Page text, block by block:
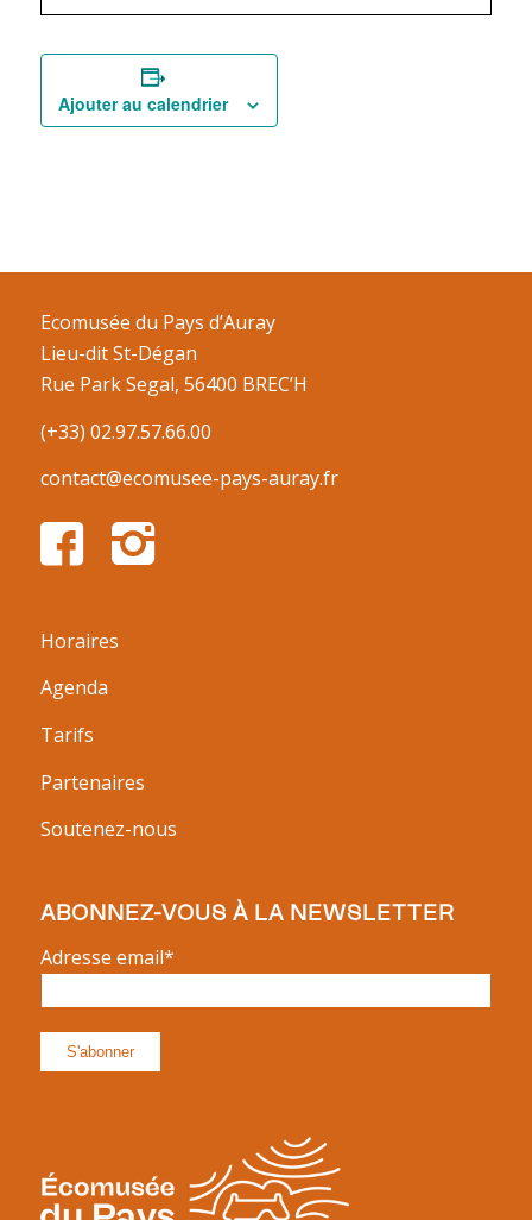
Ajouter au calendrier
Ecomusée du Pays d’Auray
Lieu-dit St-Dégan
Rue Park Segal, 56400 BREC’H
(+33) 02.97.57.66.00
contact@ecomusee-pays-auray.fr
Horaires
Agenda
Tarifs
Partenaires
Soutenez-nous
ABONNEZ-VOUS À LA NEWSLETTER
Adresse email*